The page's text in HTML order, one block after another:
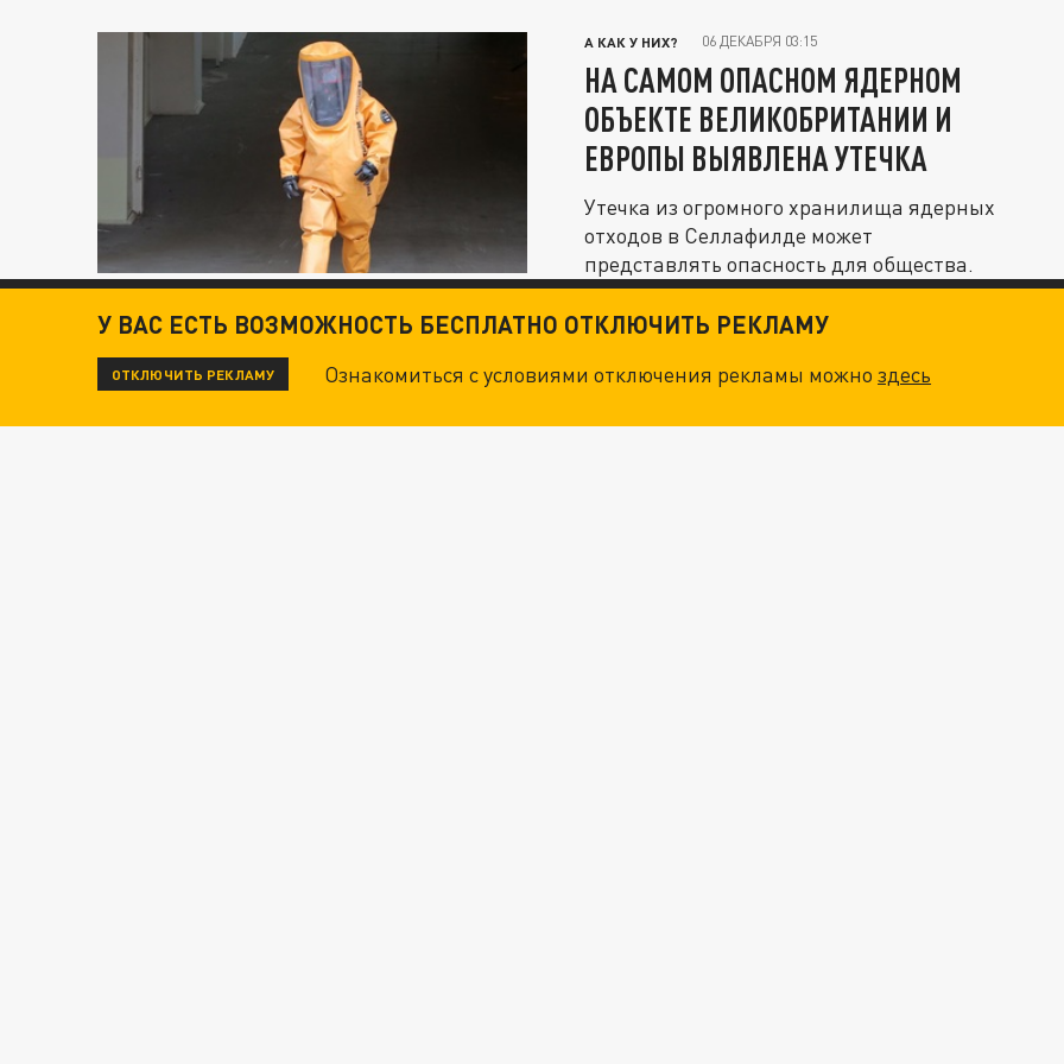
А КАК У НИХ? 06 ДЕКАБРЯ 03:15
НА САМОМ ОПАСНОМ ЯДЕРНОМ
ОБЪЕКТЕ ВЕЛИКОБРИТАНИИ И
ЕВРОПЫ ВЫЯВЛЕНА УТЕЧКА
Утечка из огромного хранилища ядерных
отходов в Селлафилде может
представлять опасность для общества.
У ВАС ЕСТЬ ВОЗМОЖНОСТЬ БЕСПЛАТНО ОТКЛЮЧИТЬ РЕКЛАМУ
ОТКЛЮЧИТЬ РЕКЛАМУ Ознакомиться с условиями отключения рекламы можноздесь